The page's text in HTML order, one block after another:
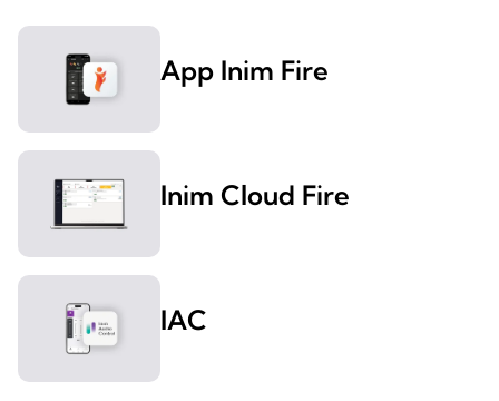
App Inim Fire
Inim Cloud Fire
IAC